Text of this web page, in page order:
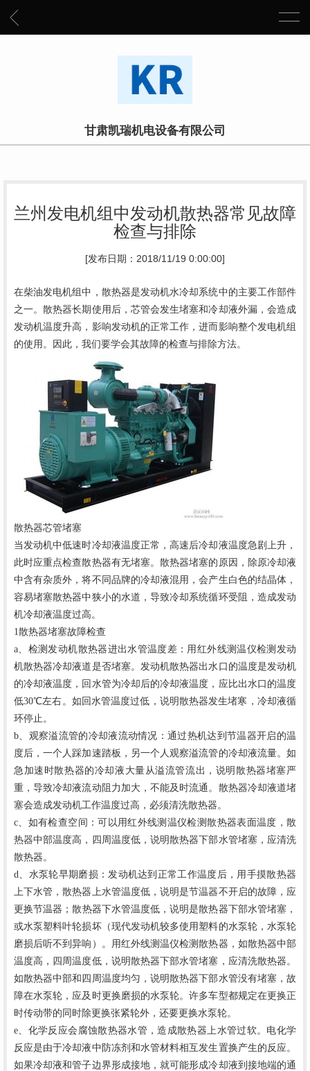
甘肃凯瑞机电设备有限公司
兰州发电机组中发动机散热器常见故障
检查与排除
[发布日期：2018/11/19 0:00:00]
在柴油发电机组中， 散热器是发动机水冷却系统中的主要工作部件
之一。散热器长期使用后，芯管会发生堵塞和冷却液外漏，会造成
发动机温度升高，影响发动机的正常工作 ，进而影响整个发电机组
的使用。
因此，我们要学会其故障的检查与排除方法。
散热器芯管堵塞
当发动机中低速时冷却液温度正常，高速后冷却液温度急剧上升，
此时应重点检查散热器有无堵塞。散热器堵塞的原因，除原冷却液
中含有杂质外，将不同品牌的冷却液混用，会产生白色的结晶体，
容易堵塞散热器中狭小的水道，导致冷却系统循环受阻，造成发动
机冷却液温度过高。
1散热器堵塞故障检查
a、检测发动机散热器进出水管温度差：用红外线测温仪检测发动
机散热器冷却液道是否堵塞。发动机散热器出水口的温度是发动机
的冷却液温度，回水管为冷却后的冷却液温度，应比出水口的温度
低30℃左右。如回水管温度过低，说明散热器发生堵寒，冷却液循
环停止。
b、观察溢流管的冷却液流动情况：通过热机达到节温器开启的温
度后，一个人踩加速踏板，另一个人观察溢流管的冷却液流量。如
急加速时散热器的冷却液大量从溢流管流出，说明散热器堵塞严
重，导致冷却液流动阻力加大，不能及时流通。散热器冷却液道堵
塞会造成发动机工作温度过高，必须清洗散热器。
c、如有检查空间：可以用红外线测温仪检测散热器表面温度，散
热器中部温度高，四周温度低，说明散热器下部水管堵塞，应清洗
散热器。
d、水泵轮早期磨损：发动机达到正常工作温度后，用手摸散热器
上下水管，散热器上水管温度低，说明是节温器不开启的故障，应
更换节温器；散热器下水管温度低，说明是散热器下部水管堵塞，
或水泵塑料叶轮损坏（现代发动机较多使用塑料的水泵轮，水泵轮
磨损后听不到异响）。用红外线测温仪检测散热器，如散热器中部
温度高，四周温度低，说明散热器下部水管堵塞，应清洗散热器。
如散热器中部和四周温度均匀，说明散热器下部水管没有堵塞，故
障在水泵轮，应及时更换磨损的水泵轮。许多车型都规定在更换正
时传动带的同时除更换张紧轮外，还要更换水泵轮。
e、化学反应会腐蚀散热器水管，造成散热器上水管过软。电化学
反应是由于冷却液中防冻剂和水管材料相互发生置换产生的反应。
如果冷却液和管子边界形成接地，就可能形成冷却液到接地端的通